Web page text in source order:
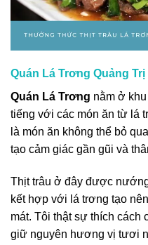
Quán Lá Trơng Quảng Trị
Quán Lá Trơng nằm ở
tiếng với các món ăn từ lá
là món ăn không thể bỏ
tạo cảm giác gần gũi và
Thịt trâu ở đây được
kết hợp với lá trơng tạo
mát. Tôi thật sự thích cách
giữ nguyên hương vị tươi